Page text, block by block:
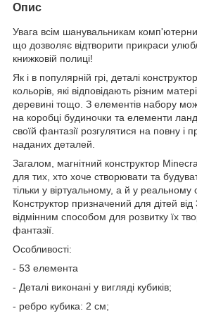
Опис
Увага всім шанувальникам
що дозволяє відтворити прикраси
книжковій полиці!
Як і в популярній грі, деталі
кольорів, які відповідають різним
деревині тощо. З елементів набору
на коробці будиночки та елементи
своїй фантазії розгулятися на повну і
наданих деталей.
Загалом, магнітний конструктор
для тих, хто хоче створювати та
тільки у віртуальному, а й у реальному
Конструктор призначений для дітей від
відмінним способом для розвитку їх
фантазії.
Особливості:
- 53 елемента
- Деталі виконані у вигляді кубиків;
- ребро кубика: 2 см;